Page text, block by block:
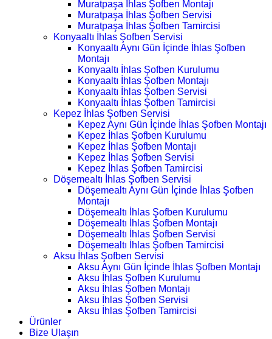
Muratpaşa İhlas Şofben Montajı
Muratpaşa İhlas Şofben Servisi
Muratpaşa İhlas Şofben Tamircisi
Konyaaltı İhlas Şofben Servisi
Konyaaltı Aynı Gün İçinde İhlas Şofben
Montajı
Konyaaltı İhlas Şofben Kurulumu
Konyaaltı İhlas Şofben Montajı
Konyaaltı İhlas Şofben Servisi
Konyaaltı İhlas Şofben Tamircisi
Kepez İhlas Şofben Servisi
Kepez Aynı Gün İçinde İhlas Şofben Montajı
Kepez İhlas Şofben Kurulumu
Kepez İhlas Şofben Montajı
Kepez İhlas Şofben Servisi
Kepez İhlas Şofben Tamircisi
Döşemealtı İhlas Şofben Servisi
Döşemealtı Aynı Gün İçinde İhlas Şofben
Montajı
Döşemealtı İhlas Şofben Kurulumu
Döşemealtı İhlas Şofben Montajı
Döşemealtı İhlas Şofben Servisi
Döşemealtı İhlas Şofben Tamircisi
Aksu İhlas Şofben Servisi
Aksu Aynı Gün İçinde İhlas Şofben Montajı
Aksu İhlas Şofben Kurulumu
Aksu İhlas Şofben Montajı
Aksu İhlas Şofben Servisi
Aksu İhlas Şofben Tamircisi
Ürünler
Bize Ulaşın